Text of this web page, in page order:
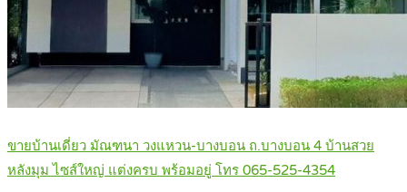
ขายบ้านเดี่ยว มัณฑนา วงแหวน-บางบอน ถ.บางบอน 4 บ้านสวย
หลังมุม ไซส์ใหญ่ แต่งครบ พร้อมอยู่ โทร 065-525-4354